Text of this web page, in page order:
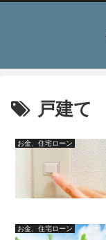
戸建て
お金、住宅ローン
お金、住宅ローン